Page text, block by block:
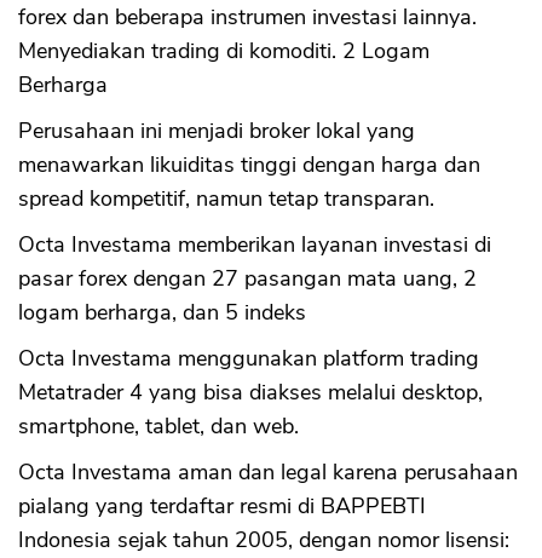
forex dan beberapa instrumen investasi lainnya.
Menyediakan trading di komoditi. 2 Logam
Berharga
Perusahaan ini menjadi broker lokal yang
menawarkan likuiditas tinggi dengan harga dan
spread kompetitif, namun tetap transparan.
Octa Investama memberikan layanan investasi di
pasar forex dengan 27 pasangan mata uang, 2
logam berharga, dan 5 indeks
Octa Investama menggunakan platform trading
Metatrader 4 yang bisa diakses melalui desktop,
smartphone, tablet, dan web.
Octa Investama aman dan legal karena perusahaan
pialang yang terdaftar resmi di BAPPEBTI
Indonesia sejak tahun 2005, dengan nomor lisensi: